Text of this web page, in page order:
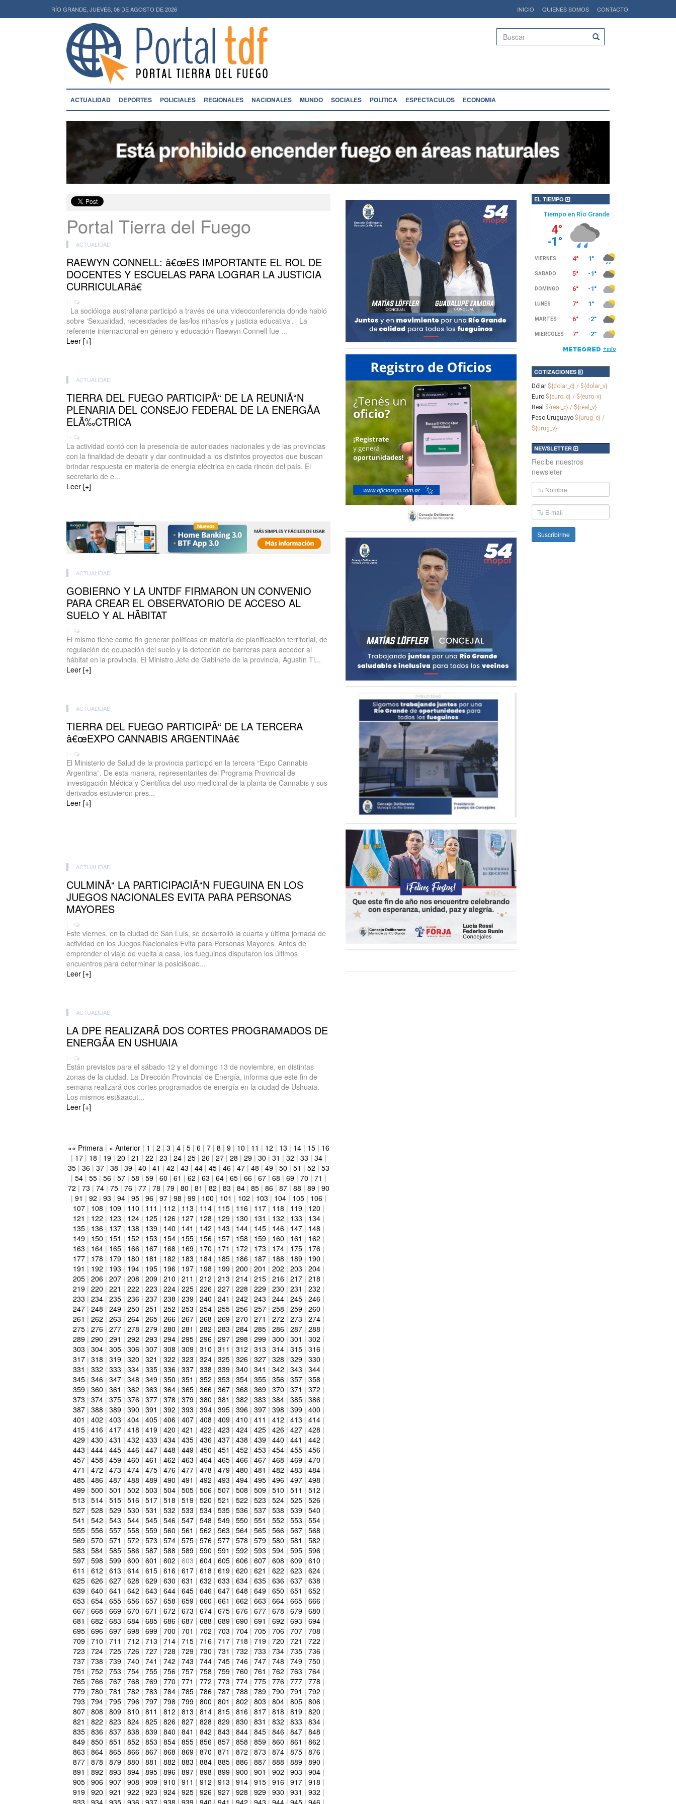
RÍO GRANDE, JUEVES, 06 DE AGOSTO DE 2026 INICIO QUIENES SOMOS CONTACTO
Buscar
ACTUALIDAD DEPORTES POLICIALES REGIONALES NACIONALES MUNDO SOCIALES POLITICA ESPECTACULOS ECONOMIA
Portal Tierra del Fuego
ACTUALIDAD
RAEWYN CONNELL: â€œES IMPORTANTE EL ROL DE
DOCENTES Y ESCUELAS PARA LOGRAR LA JUSTICIA
CURRICULARâ€
| -
La socióloga australiana participó a través de una videoconferencia donde habló
sobre ‘Sexualidad, necesidades de las/los niñas/os y justicia educativa’. La
referente internacional en género y educación Raewyn Connell fue ...
Leer [+]
ACTUALIDAD
TIERRA DEL FUEGO PARTICIPÃ“ DE LA REUNIÃ“N
PLENARIA DEL CONSEJO FEDERAL DE LA ENERGÃA
ELÃ‰CTRICA
| -
La actividad contó con la presencia de autoridades nacionales y de las provincias
con la finalidad de debatir y dar continuidad a los distintos proyectos que buscan
brindar respuesta en materia de energía eléctrica en cada rincón del país. El
secretario de e...
Leer [+]
ACTUALIDAD
GOBIERNO Y LA UNTDF FIRMARON UN CONVENIO
PARA CREAR EL OBSERVATORIO DE ACCESO AL
SUELO Y AL HÃBITAT
| -
El mismo tiene como fin generar políticas en materia de planificación territorial, de
regulación de ocupación del suelo y la detección de barreras para acceder al
hábitat en la provincia. El Ministro Jefe de Gabinete de la provincia, Agustín Ti...
Leer [+]
ACTUALIDAD
TIERRA DEL FUEGO PARTICIPÃ“ DE LA TERCERA
â€œEXPO CANNABIS ARGENTINAâ€
| -
El Ministerio de Salud de la provincia participó en la tercera “Expo Cannabis
Argentina”. De esta manera, representantes del Programa Provincial de
investigación Médica y Científica del uso medicinal de la planta de Cannabis y sus
derivados estuvieron pres...
Leer [+]
ACTUALIDAD
CULMINÃ“ LA PARTICIPACIÃ“N FUEGUINA EN LOS
JUEGOS NACIONALES EVITA PARA PERSONAS
MAYORES
| -
Este viernes, en la ciudad de San Luis, se desarrolló la cuarta y última jornada de
actividad en los Juegos Nacionales Evita para Personas Mayores. Antes de
emprender el viaje de vuelta a casa, los fueguinos disputaron los últimos
encuentros para determinar la posici&oac...
Leer [+]
ACTUALIDAD
LA DPE REALIZARÃ DOS CORTES PROGRAMADOS DE
ENERGÃA EN USHUAIA
| -
Están previstos para el sábado 12 y el domingo 13 de noviembre, en distintas
zonas de la ciudad. La Dirección Provincial de Energía, informa que este fin de
semana realizará dos cortes programados de energía en la ciudad de Ushuaia.
Los mismos est&aacut...
Leer [+]
«« Primera | « Anterior| 1 | 2 | 3 | 4| 5| 6| 7| 8 | 9| 10 | 11 | 12 | 13 | 14| 15| 16
| 17| 18 | 19| 20 | 21 | 22 | 23 | 24| 25| 26| 27| 28 | 29| 30 | 31 | 32 | 33 | 34|
35| 36| 37| 38 | 39| 40 | 41 | 42 | 43 | 44| 45| 46| 47| 48 | 49| 50 | 51 | 52 | 53
| 54| 55| 56| 57| 58 | 59| 60 | 61 | 62 | 63 | 64| 65| 66| 67| 68 | 69| 70 | 71 |
72 | 73 | 74| 75| 76| 77| 78 | 79| 80 | 81 | 82 | 83 | 84| 85| 86| 87| 88 | 89| 90
| 91 | 92 | 93 | 94| 95| 96| 97| 98 | 99| 100 | 101 | 102 | 103 | 104| 105| 106|
107| 108 | 109| 110 | 111 | 112 | 113 | 114| 115| 116| 117| 118 | 119| 120 |
121 | 122 | 123 | 124| 125| 126| 127| 128 | 129| 130 | 131 | 132 | 133 | 134|
135| 136| 137| 138 | 139| 140 | 141 | 142 | 143 | 144| 145| 146| 147| 148 |
149| 150 | 151 | 152 | 153 | 154| 155| 156| 157| 158 | 159| 160 | 161 | 162 |
163 | 164| 165| 166| 167| 168 | 169| 170 | 171 | 172 | 173 | 174| 175| 176|
177| 178 | 179| 180 | 181 | 182 | 183 | 184| 185| 186| 187| 188 | 189| 190 |
191 | 192 | 193 | 194| 195| 196| 197| 198 | 199| 200 | 201 | 202 | 203 | 204|
205| 206| 207| 208 | 209| 210 | 211 | 212 | 213 | 214| 215| 216| 217| 218 |
219| 220 | 221 | 222 | 223 | 224| 225| 226| 227| 228 | 229| 230 | 231 | 232 |
233 | 234| 235| 236| 237| 238 | 239| 240 | 241 | 242 | 243 | 244| 245| 246|
247| 248 | 249| 250 | 251 | 252 | 253 | 254| 255| 256| 257| 258 | 259| 260 |
261 | 262 | 263 | 264| 265| 266| 267| 268 | 269| 270 | 271 | 272 | 273 | 274|
275| 276| 277| 278 | 279| 280 | 281 | 282 | 283 | 284| 285| 286| 287| 288 |
289| 290 | 291 | 292 | 293 | 294| 295| 296| 297| 298 | 299| 300 | 301 | 302 |
303 | 304| 305| 306| 307| 308 | 309| 310 | 311 | 312 | 313 | 314| 315| 316|
317| 318 | 319| 320 | 321 | 322 | 323 | 324| 325| 326| 327| 328 | 329| 330 |
331 | 332 | 333 | 334| 335| 336| 337| 338 | 339| 340 | 341 | 342 | 343 | 344|
345| 346| 347| 348 | 349| 350 | 351 | 352 | 353 | 354| 355| 356| 357| 358 |
359| 360 | 361 | 362 | 363 | 364| 365| 366| 367| 368 | 369| 370 | 371 | 372 |
373 | 374| 375| 376| 377| 378 | 379| 380 | 381 | 382 | 383 | 384| 385| 386|
387| 388 | 389| 390 | 391 | 392 | 393 | 394| 395| 396| 397| 398 | 399| 400 |
401 | 402 | 403 | 404| 405| 406| 407| 408 | 409| 410 | 411 | 412 | 413 | 414|
415| 416| 417| 418 | 419| 420 | 421 | 422 | 423 | 424| 425| 426| 427| 428 |
429| 430 | 431 | 432 | 433 | 434| 435| 436| 437| 438 | 439| 440 | 441 | 442 |
443 | 444| 445| 446| 447| 448 | 449| 450 | 451 | 452 | 453 | 454| 455| 456|
457| 458 | 459| 460 | 461 | 462 | 463 | 464| 465| 466| 467| 468 | 469| 470 |
471 | 472 | 473 | 474| 475| 476| 477| 478 | 479| 480 | 481 | 482 | 483 | 484|
485| 486| 487| 488 | 489| 490 | 491 | 492 | 493 | 494| 495| 496| 497| 498 |
499| 500 | 501 | 502 | 503 | 504| 505| 506| 507| 508 | 509| 510 | 511 | 512 |
513 | 514| 515| 516| 517| 518 | 519| 520 | 521 | 522 | 523 | 524| 525| 526|
527| 528 | 529| 530 | 531 | 532 | 533 | 534| 535| 536| 537| 538 | 539| 540 |
541 | 542 | 543 | 544| 545| 546| 547| 548 | 549| 550 | 551 | 552 | 553 | 554|
555| 556| 557| 558 | 559| 560 | 561 | 562 | 563 | 564| 565| 566| 567| 568 |
569| 570 | 571 | 572 | 573 | 574| 575| 576| 577| 578 | 579| 580 | 581 | 582 |
583 | 584| 585| 586| 587| 588 | 589| 590 | 591 | 592 | 593 | 594| 595| 596|
597| 598 | 599| 600 | 601 | 602 | 603 | 604| 605| 606| 607| 608 | 609| 610 |
611 | 612 | 613 | 614| 615| 616| 617| 618 | 619| 620 | 621 | 622 | 623 | 624|
625| 626| 627| 628 | 629| 630 | 631 | 632 | 633 | 634| 635| 636| 637| 638 |
639| 640 | 641 | 642 | 643 | 644| 645| 646| 647| 648 | 649| 650 | 651 | 652 |
653 | 654| 655| 656| 657| 658 | 659| 660 | 661 | 662 | 663 | 664| 665| 666|
667| 668 | 669| 670 | 671 | 672 | 673 | 674| 675| 676| 677| 678 | 679| 680 |
681 | 682 | 683 | 684| 685| 686| 687| 688 | 689| 690 | 691 | 692 | 693 | 694|
695| 696| 697| 698 | 699| 700 | 701 | 702 | 703 | 704| 705| 706| 707| 708 |
709| 710 | 711 | 712 | 713 | 714| 715| 716| 717| 718 | 719| 720 | 721 | 722 |
723 | 724| 725| 726| 727| 728 | 729| 730 | 731 | 732 | 733 | 734| 735| 736|
737| 738 | 739| 740 | 741 | 742 | 743 | 744| 745| 746| 747| 748 | 749| 750 |
751 | 752 | 753 | 754| 755| 756| 757| 758 | 759| 760 | 761 | 762 | 763 | 764|
765| 766| 767| 768 | 769| 770 | 771 | 772 | 773 | 774| 775| 776| 777| 778 |
779| 780 | 781 | 782 | 783 | 784| 785| 786| 787| 788 | 789| 790 | 791 | 792 |
793 | 794| 795| 796| 797| 798 | 799| 800 | 801 | 802 | 803 | 804| 805| 806|
807| 808 | 809| 810 | 811 | 812 | 813 | 814| 815| 816| 817| 818 | 819| 820 |
821 | 822 | 823 | 824| 825| 826| 827| 828 | 829| 830 | 831 | 832 | 833 | 834|
835| 836| 837| 838 | 839| 840 | 841 | 842 | 843 | 844| 845| 846| 847| 848 |
849| 850 | 851 | 852 | 853 | 854| 855| 856| 857| 858 | 859| 860 | 861 | 862 |
863 | 864| 865| 866| 867| 868 | 869| 870 | 871 | 872 | 873 | 874| 875| 876|
877| 878 | 879| 880 | 881 | 882 | 883 | 884| 885| 886| 887| 888 | 889| 890 |
891 | 892 | 893 | 894| 895| 896| 897| 898 | 899| 900 | 901 | 902 | 903 | 904|
905| 906| 907| 908 | 909| 910 | 911 | 912 | 913 | 914| 915| 916| 917| 918 |
919| 920 | 921 | 922 | 923 | 924| 925| 926| 927| 928 | 929| 930 | 931 | 932 |
933 | 934| 935| 936| 937| 938 | 939| 940 | 941 | 942 | 943 | 944| 945| 946|
EL TIEMPO
COTIZACIONES
Dólar ${dolar_c} / ${dolar_v}
Euro ${euro_c} / ${euro_v}
Real ${real_c} / ${real_v}
Peso Uruguayo ${urug_c} /
${urug_v}
NEWSLETTER
Recibe nuestros
newsleter
Nombre
y
Apellido
E-
mail